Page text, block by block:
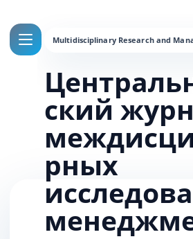
ский
рных